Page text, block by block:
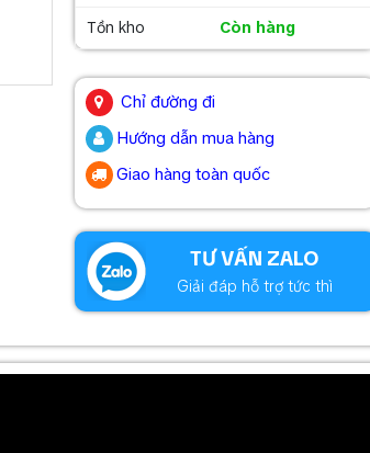
Tồn kho
Còn hàng
Chỉ đường đi
Hướng dẫn mua hàng
Giao hàng toàn quốc
TƯ VẤN ZALO
Giải đáp hỗ trợ tức thì